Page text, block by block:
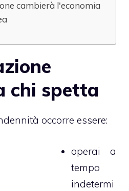
cambierà l'economia
chi spetta
occorre essere:
operai a
tempo
indetermi